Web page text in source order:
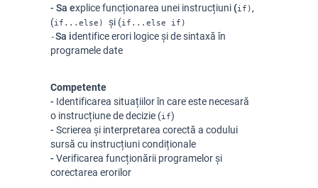
- Sa explice funcționarea unei instrucțiuni(if) ,
(if...else) și (if...else if)
-Sa identifice erori logice și de sintaxă în
programele date
Competente
- Identificarea situațiilor în care este necesară
o instrucțiune de decizie (if)
- Scrierea și interpretarea corectă a codului
sursă cu instrucțiuni condiționale
- Verificarea funcționării programelor și
corectarea erorilor